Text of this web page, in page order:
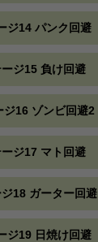
ジ14 パンク回避
ージ15 負け回避
ジ16 ゾンビ回避2
ージ17 マト回避
ジ18 ガーター回避
ジ19 日焼け回避